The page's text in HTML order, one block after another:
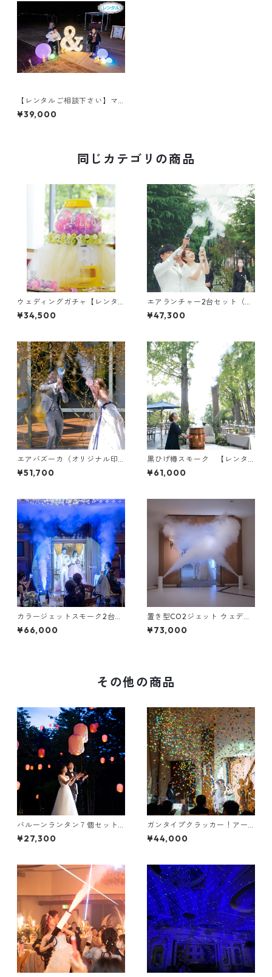
【レンタルご相談下さい】マ
ーキーライト『＆』高さ120㎝
¥39,000
同じカテゴリの商品
ウェディングガチャ【レンタ
ル / 往復送料・保証金￥11,00
0 込】
¥34,500
エアランチャー2台セット（オ
リジナル印刷テープVer.）【レ
ンタル / 往復送料・保証金￥1
¥47,300
エアバズーカ（オリジナル印
刷テープVer.）【レンタル /
往復送料・保証金￥11,000
¥51,700
黒ひげ樽スモーク 【レンタ
ル / 往復送料・保証金￥11,00
0 込】
¥61,000
カラージェットスモーク2台セ
ット【レンタル / 往復送料・
保証金￥11,000 込】
¥66,000
置き型CO2ジェット ウェディ
ングver. 2台セット【レンタル
/ 往復送料・保証金￥11,000
¥73,000
その他の商品
バルーンランタン７個セット
【ヘリウムガス無し】
¥27,300
ガンタイプクラッカー！アー
ミーソルジャー【レンタル /
往復送料・保証金￥11,000
¥44,000